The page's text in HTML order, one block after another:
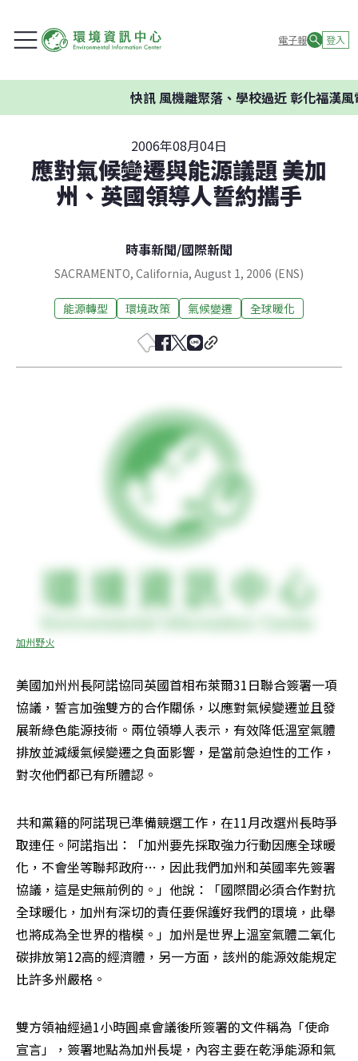
電子報 登入
快訊風機離聚落、學校過近 彰化福漢風
2006年08月04日
應對氣候變遷與能源議題 美加
州、英國領導人誓約攜手
時事新聞/國際新聞
SACRAMENTO, California, August 1, 2006 (ENS)
能源轉型 環境政策 氣候變遷 全球暖化
加州野火
美國加州州長阿諾協同英國首相布萊爾31日聯合簽署一項
協議，誓言加強雙方的合作關係，以應對氣候變遷並且發
展新綠色能源技術。兩位領導人表示，有效降低溫室氣體
排放並減緩氣候變遷之負面影響，是當前急迫性的工作，
對次他們都已有所體認。
共和黨籍的阿諾現已準備競選工作，在11月改選州長時爭
取連任。阿諾指出：「加州要先採取強力行動因應全球暖
化，不會坐等聯邦政府…，因此我們加州和英國率先簽署
協議，這是史無前例的。」他說：「國際間必須合作對抗
全球暖化，加州有深切的責任要保護好我們的環境，此舉
也將成為全世界的楷模。」加州是世界上溫室氣體二氧化
碳排放第12高的經濟體，另一方面，該州的能源效能規定
比許多州嚴格。
雙方領袖經過1小時圓桌會議後所簽署的文件稱為「使命
宣言」，簽署地點為加州長堤，內容主要在乾淨能源和氣